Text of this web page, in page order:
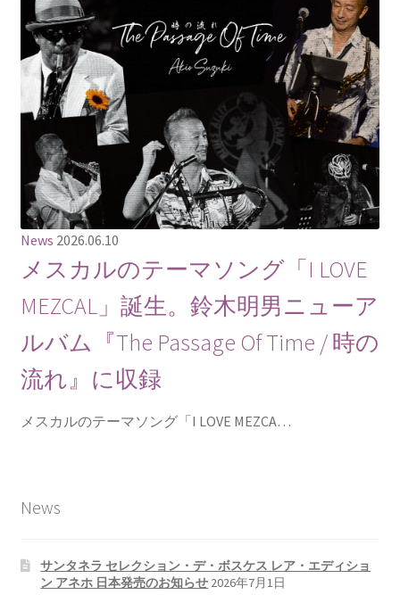
News 2026.06.10
メスカルのテーマソング「I LOVE
MEZCAL」誕生。鈴木明男ニューア
ルバム『The Passage Of Time / 時の
流れ』に収録
メスカルのテーマソング「I LOVE MEZCA…
News
サンタネラ セレクション・デ・ボスケス レア・エディショ
ン アネホ 日本発売のお知らせ 2026年7月1日